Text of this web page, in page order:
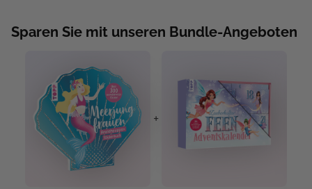
Sparen Sie mit unseren Bundle-Angeboten
+